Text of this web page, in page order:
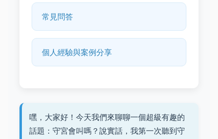
常見問答
個人經驗與案例分享
嘿，大家好！今天我們來聊聊一個超級有趣的
話題：守宮會叫嗎？說實話，我第一次聽到守